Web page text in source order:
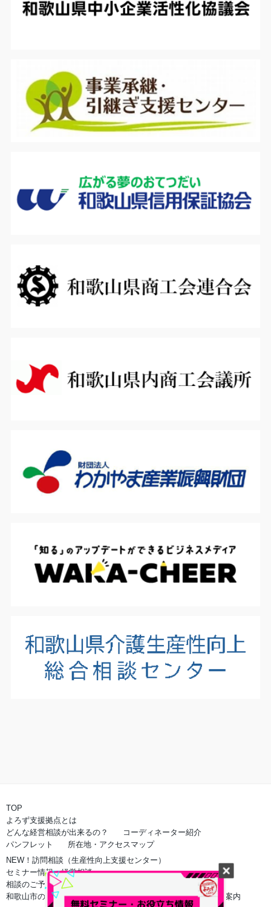
TOP
よろず支援拠点とは
どんな経営相談が出来るの？
コーディネーター紹介
パンフレット
所在地・アクセスマップ
NEW！訪問相談（生産性向上支援センター）
セミナー情報・経営相談
相談のご予約
和歌山市のよろず支援拠点でのご相談
オンライン相談のご案内